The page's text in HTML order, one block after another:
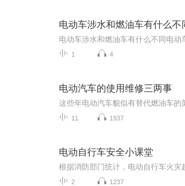
电动车涉水和燃油车有什么不
1 4
电动汽车的使用维修三两事
11 1937
电动自行车安全小课堂
2 1237